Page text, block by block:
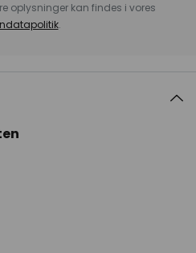
oplysninger kan findes i vores
.